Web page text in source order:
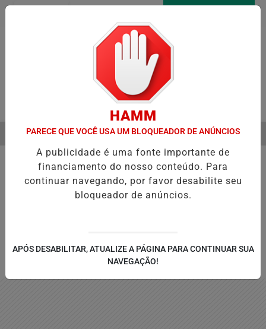
Pesquisar Notícia
A VERDADEIRA RELAÇÃO DE ELIZE E MARCOS MATSUNAGA ANTES
EM ALTA
MENU
HAMM
PARECE QUE VOCÊ USA UM BLOQUEADOR DE ANÚNCIOS
A publicidade é uma fonte importante de
financiamento do nosso conteúdo. Para
continuar navegando, por favor desabilite seu
bloqueador de anúncios.
APÓS DESABILITAR, ATUALIZE A PÁGINA PARA CONTINUAR SUA
NAVEGAÇÃO!